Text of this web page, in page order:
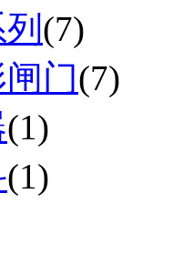
(7)
门(7)
(1)
(1)